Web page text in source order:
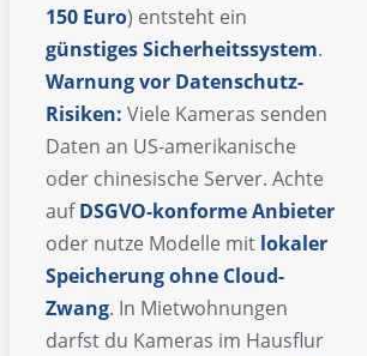
150 Euro) entsteht ein
günstiges Sicherheitssystem.
Warnung vor Datenschutz-
Risiken: Viele Kameras senden
Daten an US-amerikanische
oder chinesische Server. Achte
aufDSGVO-konforme Anbieter
oder nutze Modelle mit lokaler
Speicherung ohne Cloud-
Zwang. In Mietwohnungen
darfst du Kameras im Hausflur